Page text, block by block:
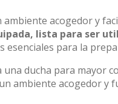
ambiente acogedor y
lista para ser
para la
ducha para mayor
ambiente acogedor y